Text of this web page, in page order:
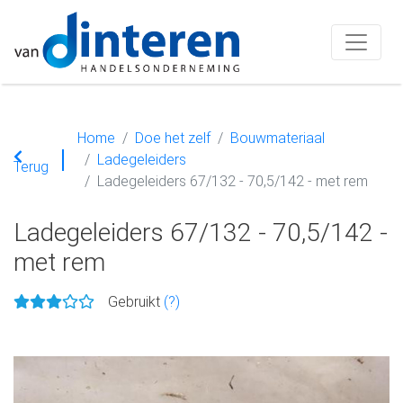
Terug
Home Doe het zelf
Bouwmateriaal
Ladegeleiders
Ladegeleiders 67/132 - 70,5/142 - met rem
Ladegeleiders 67/132 - 70,5/142 -
met rem
Gebruikt (?)